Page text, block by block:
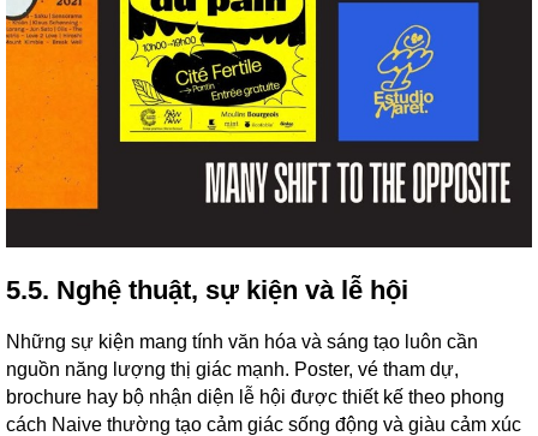
5.5. Nghệ thuật, sự kiện và lễ hội
Những sự kiện mang tính văn hóa và sáng tạo luôn cần
nguồn năng lượng thị giác mạnh. Poster, vé tham dự,
brochure hay bộ nhận diện lễ hội được thiết kế theo phong
cách Naive thường tạo cảm giác sống động và giàu cảm xúc